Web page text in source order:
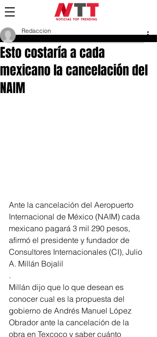
Esto costaría a cada
mexicano la cancelación del
NAIM
Redaccion
Ante la cancelación del Aeropuerto
Internacional de México (NAIM) cada
mexicano pagará 3 mil 290 pesos,
afirmó el presidente y fundador de
Consultores Internacionales (CI), Julio
A. Millán Bojalil
.
Millán dijo que lo que desean es
conocer cual es la propuesta del
gobierno de Andrés Manuel López
Obrador ante la cancelación de la
obra en Texcoco y saber cuánto